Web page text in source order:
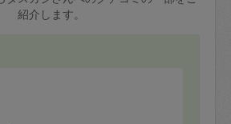
紹介します。